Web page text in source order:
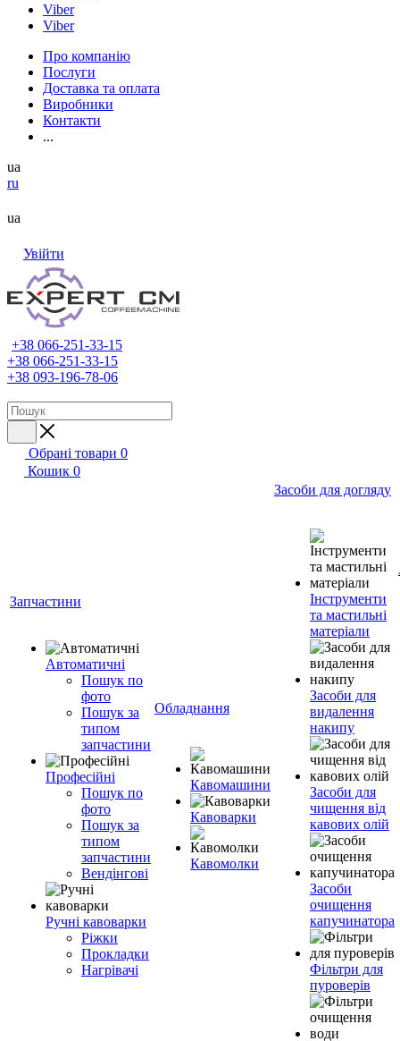
Viber
Viber
Про компанію
Послуги
Доставка та оплата
Виробники
Контакти
...
ua
ru
ua
Увійти
+38 066-251-33-15
+38 066-251-33-15
+38 093-196-78-06
Обрані товари 0
Кошик 0
Запчастини
Автоматичні
Пошук по
фото
Пошук за
типом
запчастини
Професійні
Пошук по
фото
Пошук за
типом
запчастини
Вендінгові
Ручні кавоварки
Ріжки
Прокладки
Нагрівачі
Обладнання
Кавомашини
Кавоварки
Кавомолки
Засоби для догляду
Інструменти
та мастильні
матеріали
Засоби для
видалення
накипу
Засоби для
чищення від
кавових олій
Засоби
очищення
капучинатора
Фільтри для
пуроверів